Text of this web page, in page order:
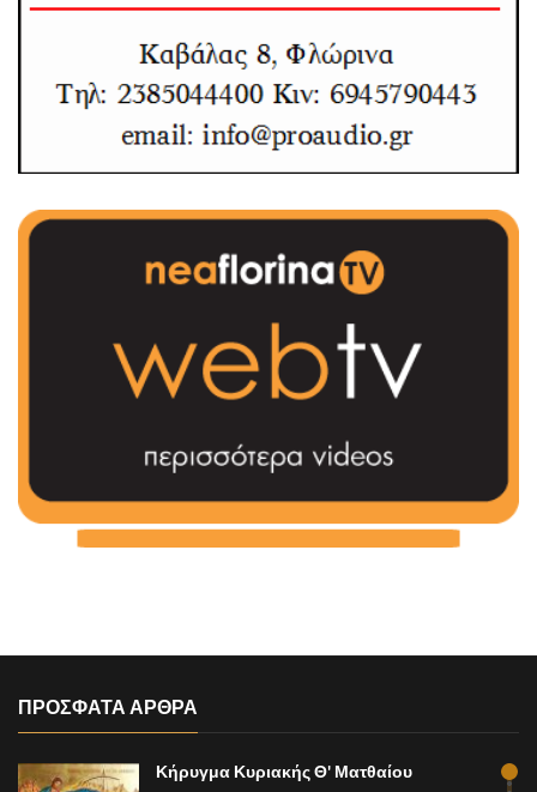
ΠΡΟΣΦΑΤΑ ΑΡΘΡΑ
Κήρυγμα Κυριακής Θ' Ματθαίου